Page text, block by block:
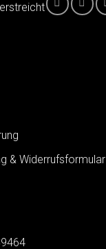
& Widerrufsformular